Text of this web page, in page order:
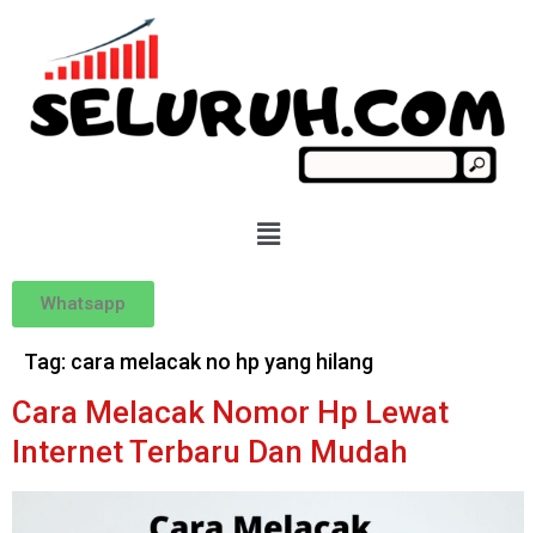
Whatsapp
Tag: cara melacak no hp yang hilang
Cara Melacak Nomor Hp Lewat
Internet Terbaru Dan Mudah